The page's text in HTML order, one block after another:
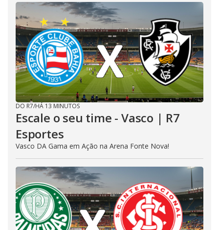
DO R7/HÁ 13 MINUTOS
Escale o seu time - Vasco | R7
Esportes
Vasco DA Gama em Ação na Arena Fonte Nova!